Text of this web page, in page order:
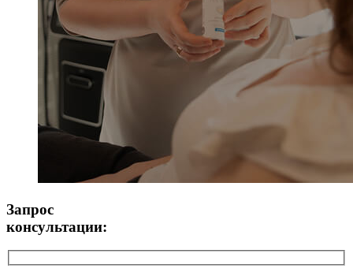
Запрос
консультации: